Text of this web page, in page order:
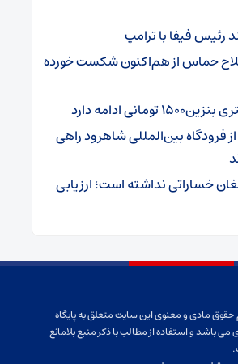
رئیس فیفا با ترامپ
حماس از هم‌اکنون شکست خورده
از فرودگاه بین‌المللی شاهرود راهی
خساراتی نداشته است؛ ارزیابی
حقوق مادی و معنوی این سایت متعلق به پایگاه
می باشد و استفاده از مطالب با ذکر منبع بلامانع